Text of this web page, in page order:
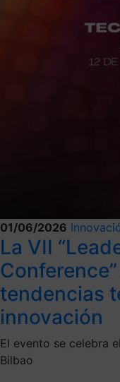
01/06/2026
La VII
tendencias
innovación
El evento se celebra
Bilbao